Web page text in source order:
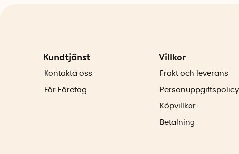
Kundtjänst
Kontakta oss
För Företag
Villkor
Frakt och leverans
Personuppgiftspolicy
Köpvillkor
Betalning